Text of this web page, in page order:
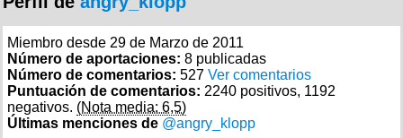
Miembro desde 29 de Marzo de 2011
Número de aportaciones: 8 publicadas
Número de comentarios: 527 Ver comentarios
Puntuación de comentarios: 2240 positivos, 1192
negativos. (Nota media: 6,5)
Últimas menciones de @angry_klopp